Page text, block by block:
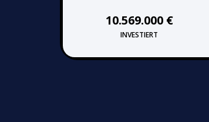
10.569.000 €
INVESTIERT